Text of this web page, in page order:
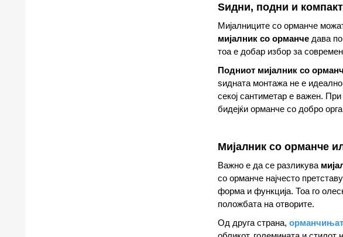
Ѕидни, подни и
Мијалниците со орманче
мијалник со орманчедава
тоа е добар избор за
Подниот мијалник со
ѕидната монтажа не е
секој сантиметар е важен.
бидејќи орманче со добро
Мијалник со орманче
Важно е да се разликува
со орманче најчесто
форма и функција. Тоа го
положбата на отворите.
Од друга страна,